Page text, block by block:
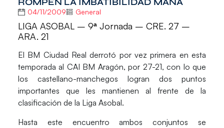
ROMPEN LA IMBATIBILIDAD MAÑA
04/11/2009 General
LIGA ASOBAL – 9ª Jornada – CRE. 27 –
ARA. 21
El BM Ciudad Real derrotó por vez primera en esta
temporada al CAI BM Aragón, por 27-21, con lo que
los castellano-manchegos logran dos puntos
importantes que les mantienen al frente de la
clasificación de la Liga Asobal.
Hasta este encuentro ambos conjuntos se